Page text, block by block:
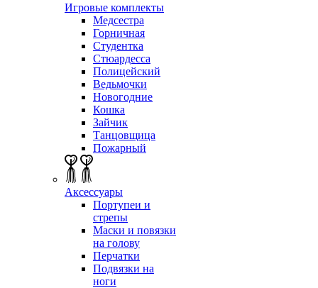
Игровые комплекты
Медсестра
Горничная
Студентка
Стюардесса
Полицейский
Ведьмочки
Новогодние
Кошка
Зайчик
Танцовщица
Пожарный
Аксессуары
Портупеи и
стрепы
Маски и повязки
на голову
Перчатки
Подвязки на
ноги